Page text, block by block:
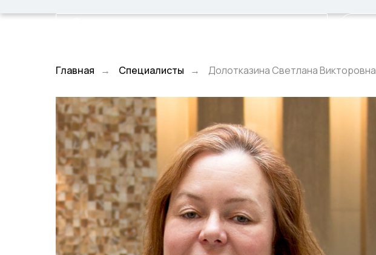
Главная → Специалисты → Долотказина Светлана Викторовна